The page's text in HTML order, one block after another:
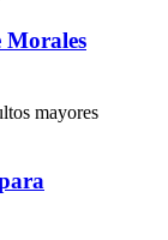
Morales